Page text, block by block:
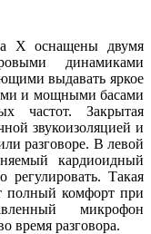
X оснащены двумя
динамиками
выдавать яркое
и мощными басами
частот. Закрытая
звукоизоляцией и
разговоре. В левой
кардиоидный
Такая
полный комфорт при
микрофон
время разговора.